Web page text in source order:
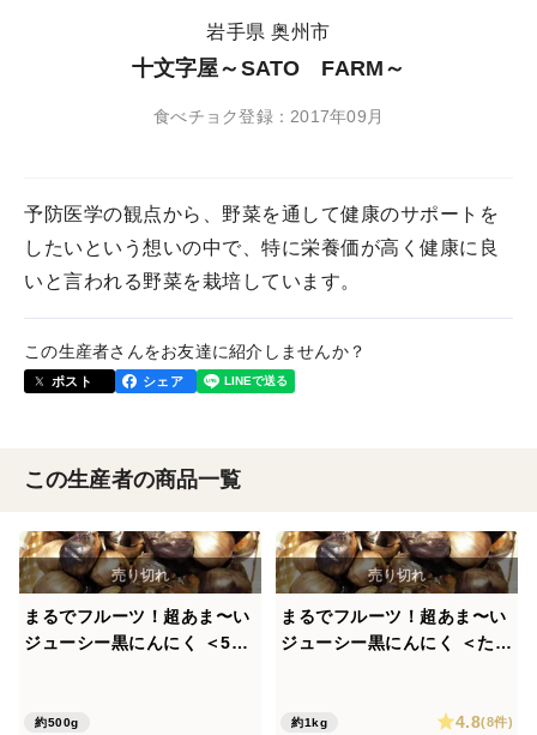
岩手県 奥州市
十文字屋～SATO FARM～
食べチョク登録：2017年09月
予防医学の観点から、野菜を通して健康のサポートを
したいという想いの中で、特に栄養価が高く健康に良
いと言われる野菜を栽培しています。
この生産者さんをお友達に紹介しませんか？
ポスト シェア
この生産者の商品一覧
まるでフルーツ！超あま〜い
ジューシー黒にんにく ＜5０
約500g
まるでフルーツ！超あま〜い
ジューシー黒にんにく ＜たっ
約1kg 4.8(8件)